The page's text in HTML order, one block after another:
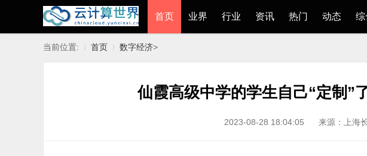
首页 业界 行业 资讯 热门 动态 综
当前位置: 首页 数字经济>
仙霞高级中学的学生自己“定制”
2023-08-28 18:04:05 来源：上海